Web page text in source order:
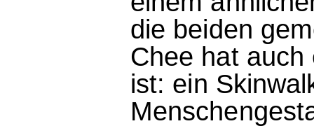
die beiden
Chee hat
ist: ein